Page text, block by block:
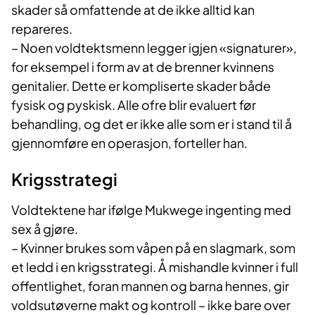
skader så omfattende at de ikke alltid kan
repareres.
– Noen voldtektsmenn legger igjen «signaturer»,
for eksempel i form av at de brenner kvinnens
genitalier. Dette er kompliserte skader både
fysisk og pyskisk. Alle ofre blir evaluert før
behandling, og det er ikke alle som er i stand til å
gjennomføre en operasjon, forteller han.
Krigsstrategi
Voldtektene har ifølge Mukwege ingenting med
sex å gjøre.
– Kvinner brukes som våpen på en slagmark, som
et ledd i en krigsstrategi. Å mishandle kvinner i full
offentlighet, foran mannen og barna hennes, gir
voldsutøverne makt og kontroll – ikke bare over